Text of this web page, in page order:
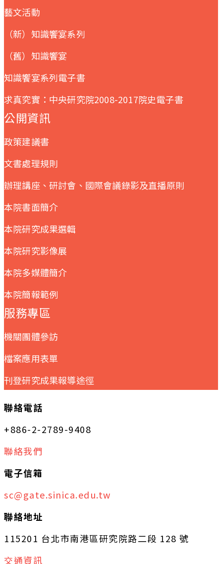
藝文活動
（新）知識饗宴系列
（舊）知識饗宴
知識饗宴系列電子書
求真究實：中央研究院2008-2017院史電子書
公開資訊
政策建議書
文書處理規則
辦理講座、研討會、國際會議錄影及直播原則
本院書面簡介
本院研究成果選輯
本院研究影像展
本院多媒體簡介
本院簡報範例
服務專區
機關團體參訪
檔案應用表單
刊登研究成果報導途徑
聯絡電話
+886-2-2789-9408
聯絡我們
電子信箱
sc@gate.sinica.edu.tw
聯絡地址
115201 台北市南港區研究院路二段 128 號
交通資訊